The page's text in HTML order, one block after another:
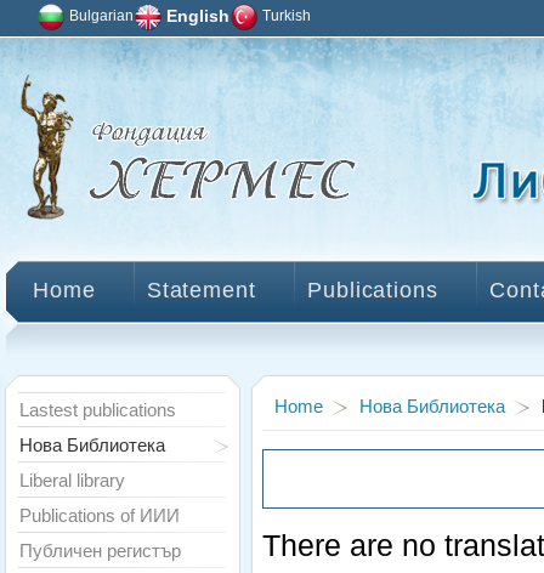
Bulgarian English Turkish
Home Statement Publications
Home Нова Библиотека
There are no
Lastest publications
Нова Библиотека
Liberal library
Publications of ИИИ
Публичен регистър